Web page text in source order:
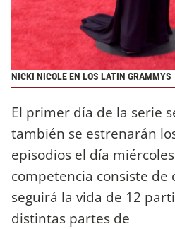
NICKI NICOLE EN LOS LATIN GRAMMYS
El primer día de la serie
también se estrenarán
episodios el día
competencia consiste de
seguirá la vida de 12
distintas partes de